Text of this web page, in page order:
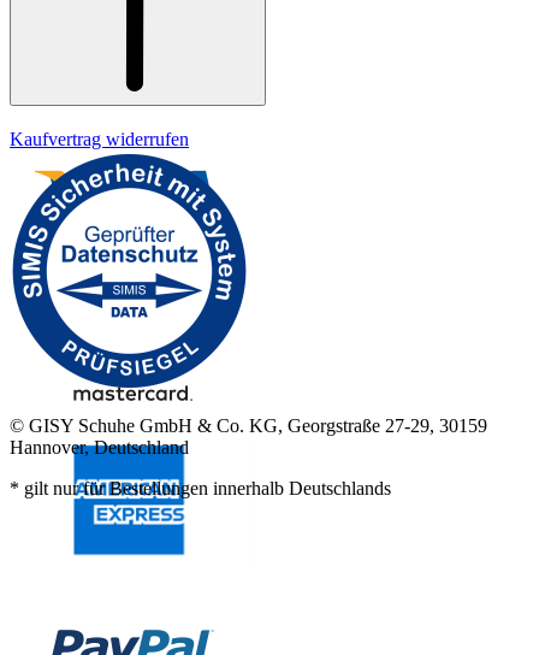
Kaufvertrag widerrufen
© GISY Schuhe GmbH & Co. KG, Georgstraße 27-29, 30159
Hannover, Deutschland
* gilt nur für Bestellungen innerhalb Deutschlands